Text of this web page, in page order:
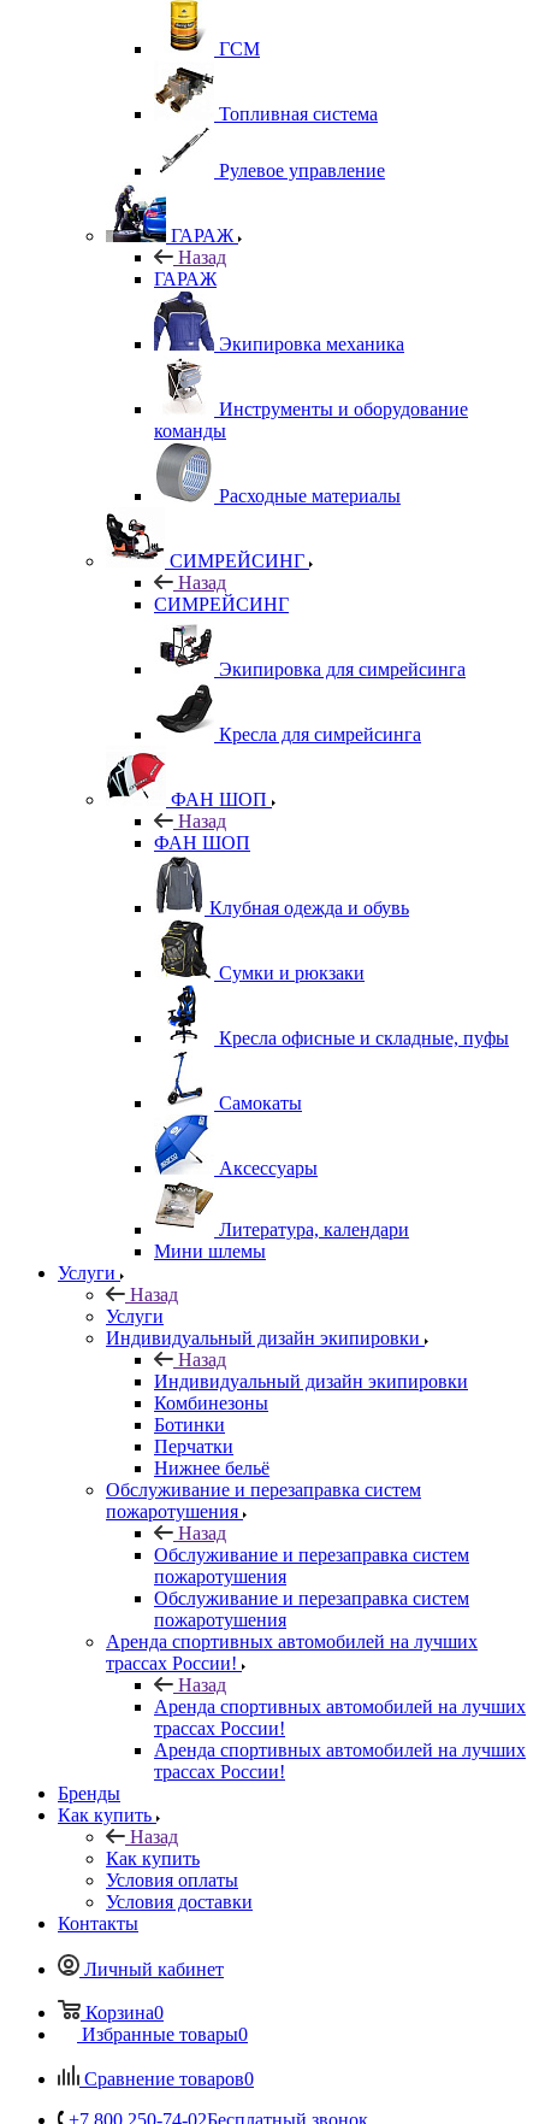
ГСМ
Топливная система
Рулевое управление
ГАРАЖ
Назад
ГАРАЖ
Экипировка механика
Инструменты и оборудование
команды
Расходные материалы
СИМРЕЙСИНГ
Назад
СИМРЕЙСИНГ
Экипировка для симрейсинга
Кресла для симрейсинга
ФАН ШОП
Назад
ФАН ШОП
Клубная одежда и обувь
Сумки и рюкзаки
Кресла офисные и складные, пуфы
Самокаты
Аксессуары
Литература, календари
Мини шлемы
Услуги
Назад
Услуги
Индивидуальный дизайн экипировки
Назад
Индивидуальный дизайн экипировки
Комбинезоны
Ботинки
Перчатки
Нижнее бельё
Обслуживание и перезаправка систем
пожаротушения
Назад
Обслуживание и перезаправка систем
пожаротушения
Обслуживание и перезаправка систем
пожаротушения
Аренда спортивных автомобилей на лучших
трассах России!
Назад
Аренда спортивных автомобилей на лучших
трассах России!
Аренда спортивных автомобилей на лучших
трассах России!
Бренды
Как купить
Назад
Как купить
Условия оплаты
Условия доставки
Контакты
Личный кабинет
Корзина0
Избранные товары0
Сравнение товаров0
+7 800 250-74-02Бесплатный звонок